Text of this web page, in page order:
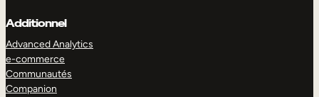
Additionnel
Advanced Analytics
e-commerce
Communautés
Companion